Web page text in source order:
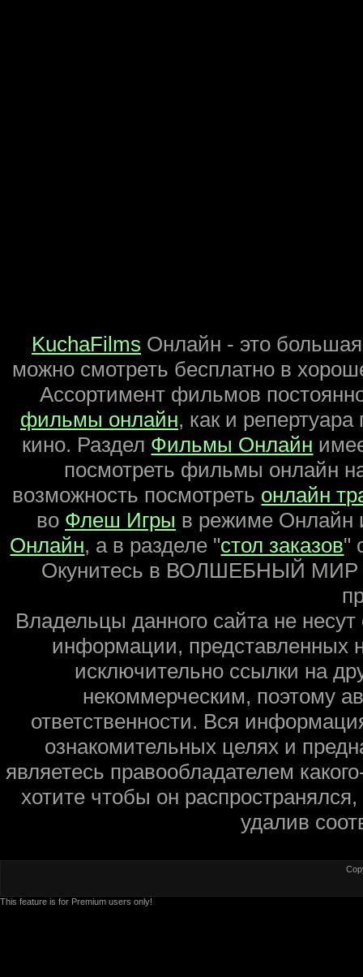
KuchaFilms Онлайн - это
можно смотреть бесплатно в
Ассортимент фильмов
фильмы онлайн, как и
кино. Раздел Фильмы Онлайн
посмотреть фильмы онлайн
возможность посмотреть онлайн
во Флеш Игры в режиме Онлайн
Онлайн, а в разделе "стол заказов"
Окунитесь в ВОЛШЕБНЫЙ
Владельцы данного сайта не
информации, представленных
исключительно ссылки на
некоммерческим, поэтому
ответственности. Вся
ознакомительных целях и
являетесь правообладателем
хотите чтобы он
удалив
This feature is for Premium users only!